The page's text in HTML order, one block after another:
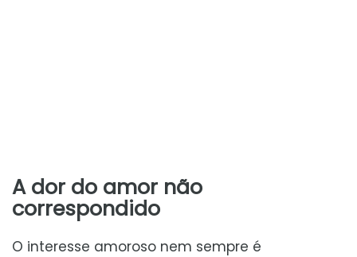
A dor do amor não
correspondido
O interesse amoroso nem sempre é